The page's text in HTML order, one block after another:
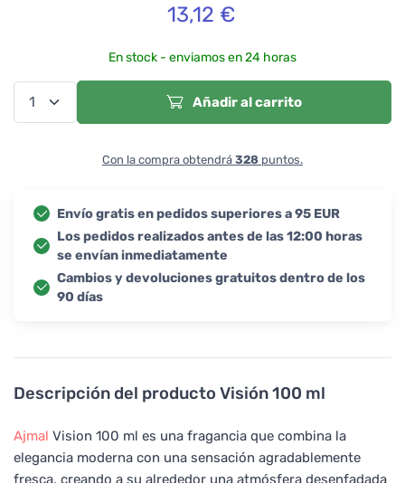
Descripción del producto Visión 100 ml
Ajmal Vision 100 ml es una fragancia que combina la
elegancia moderna con una sensación agradablemente
fresca, creando a su alrededor una atmósfera desenfadada
13,12 €
En stock - enviamos en 24 horas
Añadir al carrito
Con la compra obtendrá 328 puntos.
Envío gratis en pedidos superiores a 95 EUR
Los pedidos realizados antes de las 12:00 horas
se envían inmediatamente
Cambios y devoluciones gratuitos dentro de los
90 días